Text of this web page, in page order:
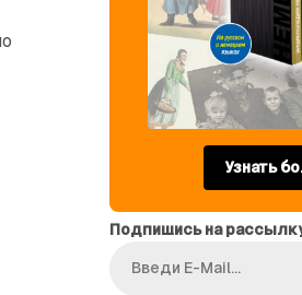
Узнать
Подпишись на